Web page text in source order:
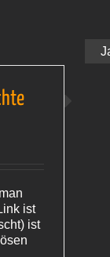
ist
ist